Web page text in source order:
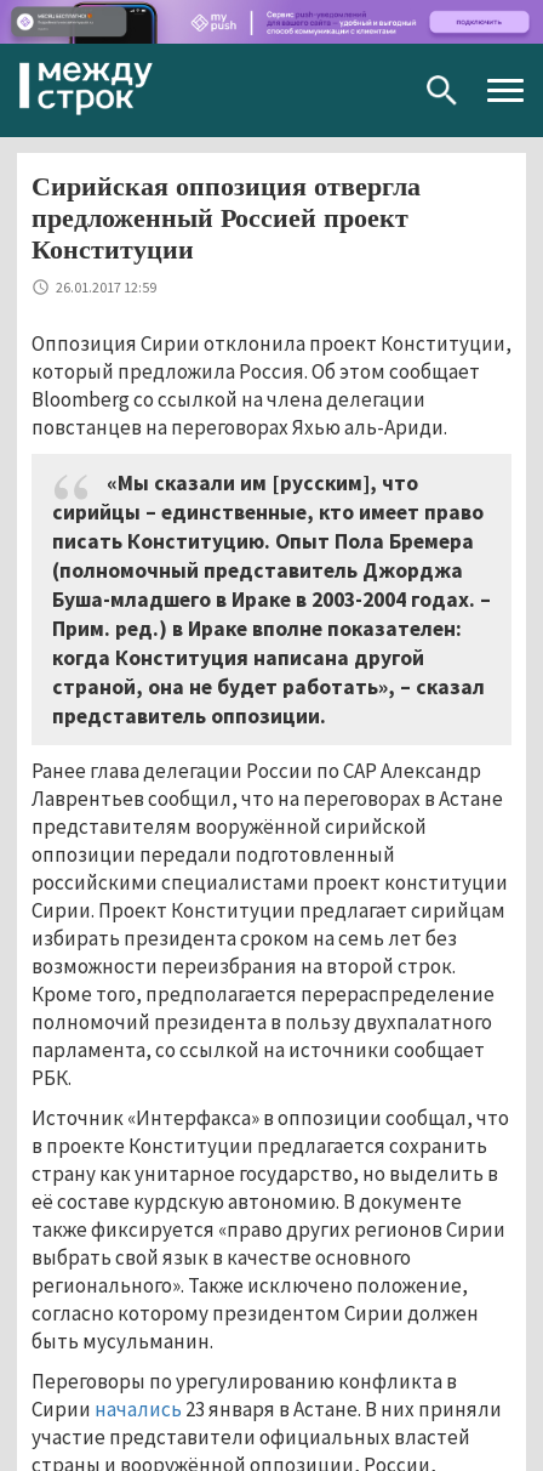
Сирийская оппозиция отвергла
предложенный Россией проект
Конституции
26.01.2017 12:59
Оппозиция Сирии отклонила проект Конституции,
который предложила Россия. Об этом сообщает
Bloomberg со ссылкой на члена делегации
повстанцев на переговорах Яхью аль-Ариди.
«Мы сказали им [русским], что
сирийцы – единственные, кто имеет право
писать Конституцию. Опыт Пола Бремера
(полномочный представитель Джорджа
Буша-младшего в Ираке в 2003-2004 годах. –
Прим. ред.) в Ираке вполне показателен:
когда Конституция написана другой
страной, она не будет работать», – сказал
представитель оппозиции.
Ранее глава делегации России по САР Александр
Лаврентьев сообщил, что на переговорах в Астане
представителям вооружённой сирийской
оппозиции передали подготовленный
российскими специалистами проект конституции
Сирии. Проект Конституции предлагает сирийцам
избирать президента сроком на семь лет без
возможности переизбрания на второй строк.
Кроме того, предполагается перераспределение
полномочий президента в пользу двухпалатного
парламента, со ссылкой на источники сообщает
РБК.
Источник «Интерфакса» в оппозиции сообщал, что
в проекте Конституции предлагается сохранить
страну как унитарное государство, но выделить в
её составе курдскую автономию. В документе
также фиксируется «право других регионов Сирии
выбрать свой язык в качестве основного
регионального». Также исключено положение,
согласно которому президентом Сирии должен
быть мусульманин.
Переговоры по урегулированию конфликта в
Сирии начались 23 января в Астане. В них приняли
участие представители официальных властей
страны и вооружённой оппозиции, России,